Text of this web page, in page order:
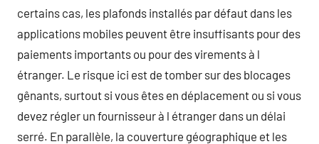
certains cas, les plafonds installés par défaut dans les
applications mobiles peuvent être insuffisants pour des
paiements importants ou pour des virements à l
étranger. Le risque ici est de tomber sur des blocages
gênants, surtout si vous êtes en déplacement ou si vous
devez régler un fournisseur à l étranger dans un délai
serré. En parallèle, la couverture géographique et les